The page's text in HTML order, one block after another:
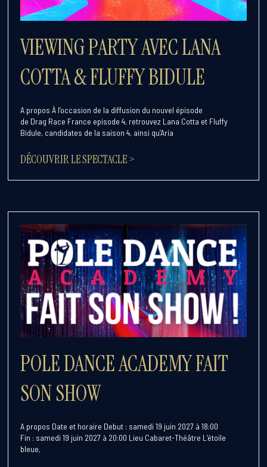
VIEWING PARTY AVEC LANA
COTTA & FLUFFY BIDULE
A propos À l’occasion de la diffusion du nouvel épisode
de Drag Race France episode 4, retrouvez Lana Cotta et Fluffy
Bidule, candidates de la saison 4, ainsi qu’Aria
DÉCOUVRIR LE SPECTACLE >
POLE DANCE ACADEMY FAIT
SON SHOW
A propos Date et horaire Debut : samedi 19 juin 2027 à 18:00
Fin : samedi 19 juin 2027 à 20:00 Lieu Cabaret-Théâtre L’étoile
bleue,